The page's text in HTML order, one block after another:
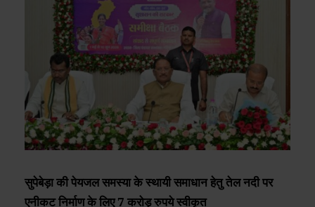
सुपेबेड़ा की पेयजल समस्या के स्थायी समाधान हेतु तेल नदी पर
एनीकट निर्माण के लिए 7 करोड़ रुपये स्वीकृत